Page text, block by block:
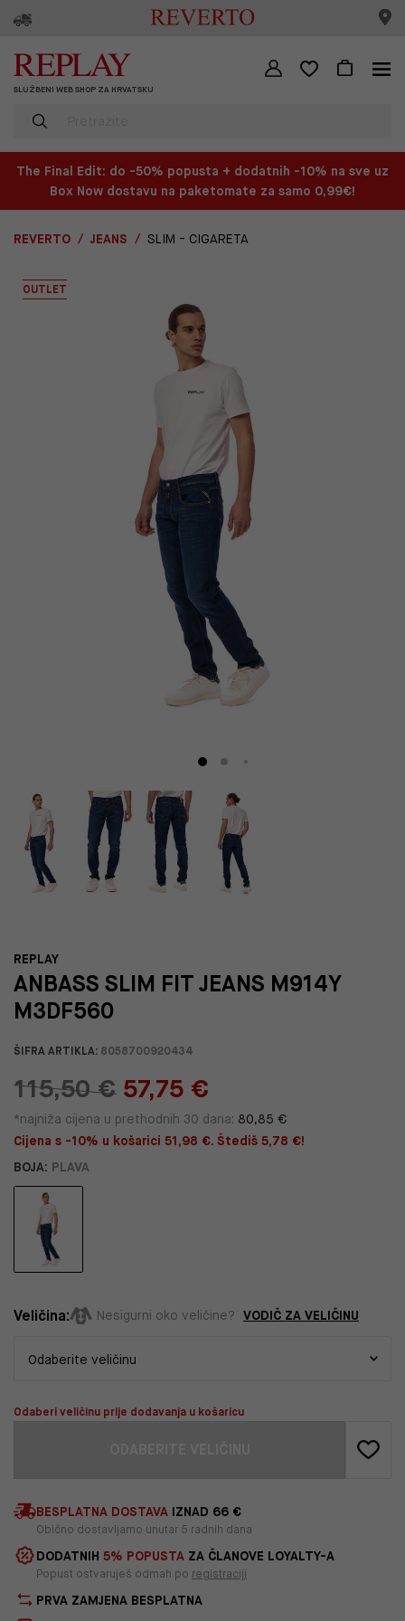
SLUŽBENI WEB SHOP ZA HRVATSKU
The Final Edit: do -50% popusta + dodatnih -10% na sve uz
Box Now dostavu na paketomate za samo 0,99€!
REVERTO JEANS SLIM - CIGARETA
OUTLET
REPLAY
ANBASS SLIM FIT JEANS M914Y
M3DF560
ŠIFRA ARTIKLA: 8058700920434
115,50 € 57,75 €
*najniža cijena u prethodnih 30 dana: 80,85 €
Cijena s -10% u košarici 51,98 €. Štediš 5,78 €!
BOJA: PLAVA
Veličina: Nesigurni oko veličine? VODIČ ZA VELIČINU
Odaberi veličinu prije dodavanja u košaricu
BESPLATNA DOSTAVA IZNAD 66 €
Obično dostavljamo unutar 5 radnih dana
DODATNIH 5% POPUSTA ZA ČLANOVE LOYALTY-A
Popust ostvaruješ odmah po registraciji
PRVA ZAMJENA BESPLATNA